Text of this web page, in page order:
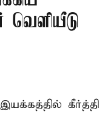
வெளியீடு
கீர்த்தி